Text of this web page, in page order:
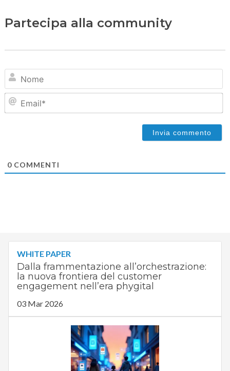
Partecipa alla community
0COMMENTI
WHITE PAPER
Dalla frammentazione all’orchestrazione:
la nuova frontiera del customer
engagement nell’era phygital
03 Mar 2026